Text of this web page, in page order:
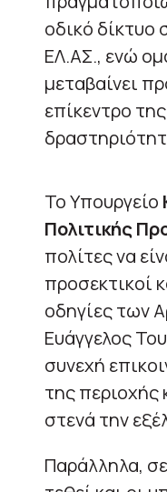
οδικό δίκτυο
ΕΛ.ΑΣ., ενώ
μεταβαίνει
επίκεντρο
Το Υπουργείο
Πολιτικής
πολίτες να
προσεκτικοί
οδηγίες των
Ευάγγελος
συνεχή
της περιοχής
στενά την
Παράλληλα,